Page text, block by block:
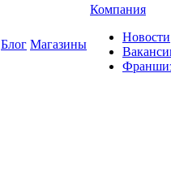
Блог Магазины
Компания
Новости